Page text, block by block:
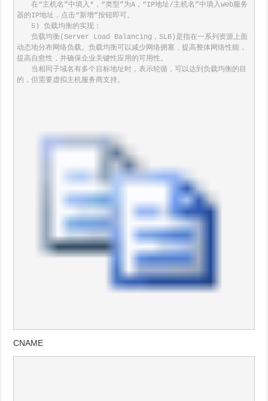
在“主机名”中填入*，“类型”为A，“IP地址/主机名”中填入web服务
器的IP地址，点击“新增”按钮即可。
5) 负载均衡的实现：
负载均衡(Server Load Balancing，SLB)是指在一系列资源上面
动态地分布网络负载。负载均衡可以减少网络拥塞，提高整体网络性能，
提高自愈性，并确保企业关键性应用的可用性。
当相同子域名有多个目标地址时，表示轮循，可以达到负载均衡的目
的，但需要虚拟主机服务商支持。
CNAME